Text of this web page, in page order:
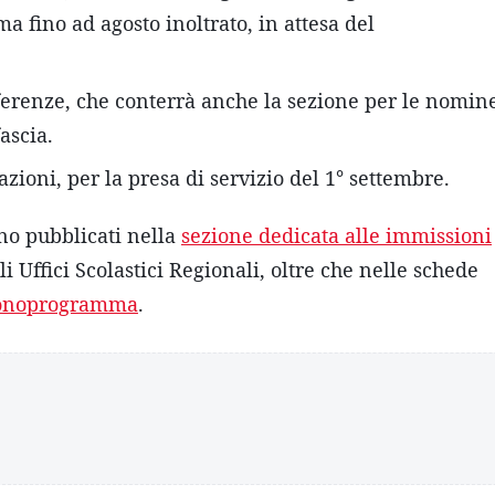
fino ad agosto inoltrato, in attesa del
che conterrà anche la sezione per le
per la presa di servizio del 1° settembre.
pubblicati nella sezione dedicata alle immissioni
Uffici Scolastici Regionali, oltre che nelle schede
.